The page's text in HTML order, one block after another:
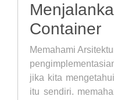
Container
Memahami
jika kita
itu sendiri.